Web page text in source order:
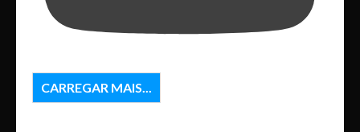
CARREGAR MAIS...